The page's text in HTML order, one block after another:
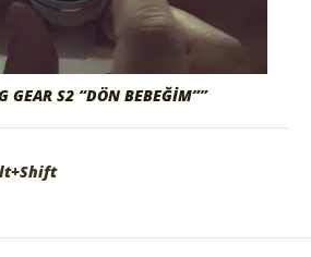
GEAR S2 “DÖN BEBEĞİM””